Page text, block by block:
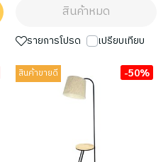
สินค้าหมด
รายการโปรด เปรียบเทียบ
สินค้าขายดี -50%